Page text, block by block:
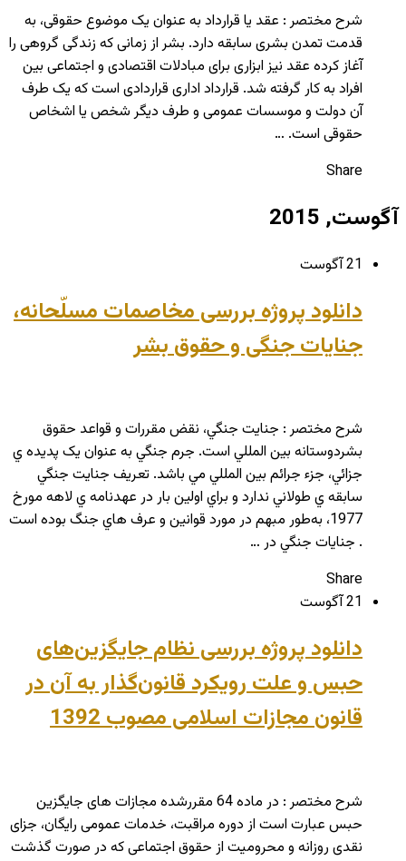
شرح مختصر : عقد یا قرارداد به عنوان یک موضوع حقوقی، به
قدمت تمدن بشری سابقه دارد. بشر از زمانی که زندگی گروهی را
آغاز کرده عقد نیز ابزاری برای مبادلات اقتصادی و اجتماعی بین
افراد به کار گرفته شد. قرارداد اداری قراردادی است که یک طرف
آن دولت و موسسات عمومی و طرف دیگر شخص یا اشخاص
حقوقی است. …
Share
آگوست, 2015
21 آگوست
دانلود پروژه بررسی مخاصمات مسلّحانه،
جنایات جنگی و حقوق بشر
شرح مختصر : جنايت جنگي، نقض مقررات و قواعد حقوق
بشردوستانه بين المللي است. جرم جنگي به عنوان يک پديده ي
جزائي، جزء جرائم بين المللي مي باشد. تعريف جنايت جنگي
سابقه ي طولاني ندارد و براي اولين بار در عهدنامه ي لاهه مورخ
1977، به‌طور مبهم در مورد قوانين و عرف هاي جنگ بوده است
. جنايات جنگي در …
Share
21 آگوست
دانلود پروژه بررسی نظام جایگزین‌های
حبس و علت رویکرد قانون‌گذار به آن در
قانون مجازات اسلامی مصوب 1392
شرح مختصر : در ماده 64 مقررشده مجازات های جایگزین
حبس عبارت است از دوره مراقبت، خدمات عمومی رایگان، جزای
نقدی روزانه و محرومیت از حقوق اجتماعی که در صورت گذشت